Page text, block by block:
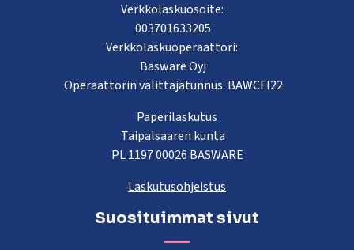
Verkkolaskuosoite:
003701633205
Verkkolaskuoperaattori:
Basware Oyj
Operaattorin välittäjätunnus: BAWCFI22
Paperilaskutus
Taipalsaaren kunta
PL 1197 00026 BASWARE
Laskutusohjeistus
Suosituimmat sivut